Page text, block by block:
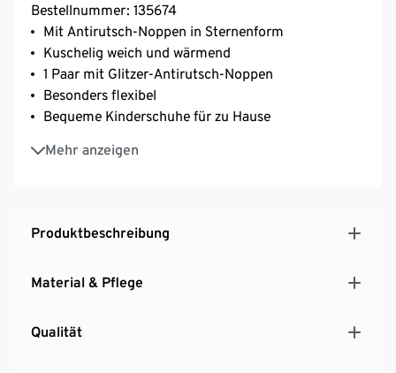
Bestellnummer: 135674
Mit Antirutsch-Noppen in Sternenform
Kuschelig weich und wärmend
1 Paar mit Glitzer-Antirutsch-Noppen
Besonders flexibel
Bequeme Kinderschuhe für zu Hause
Mehr anzeigen
Elastischer Einstieg zum kinderleichten Anziehen
Produktbeschreibung
Material & Pflege
Qualität